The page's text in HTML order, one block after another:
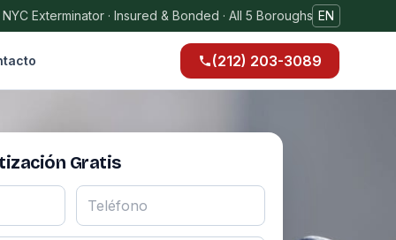
Exterminator · Insured & Bonded · All 5 Boroughs EN
(212) 203-3089
Gratis